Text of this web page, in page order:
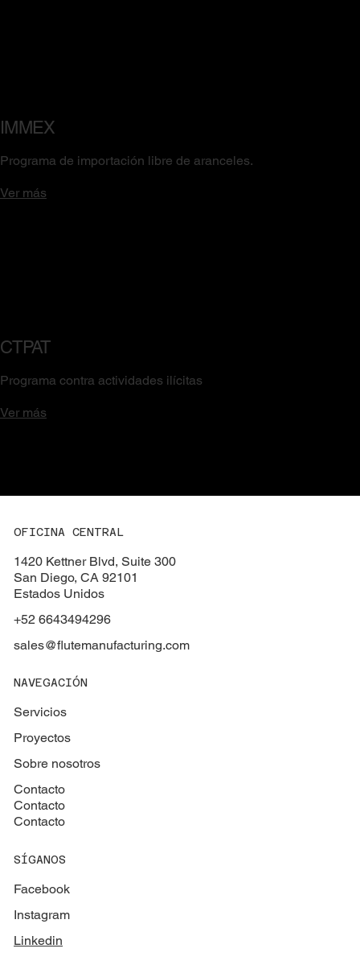
IMMEX
Programa de importación libre de aranceles.
Ver más
CTPAT
Programa contra actividades ilícitas
Ver más
OFICINA CENTRAL
1420 Kettner Blvd, Suite 300
San Diego, CA 92101
Estados Unidos
+52 6643494296
sales@flutemanufacturing.com
NAVEGACIÓN
Servicios
Proyectos
Sobre nosotros
Contacto
Contacto
Contacto
SÍGANOS
Facebook
Instagram
Linkedin